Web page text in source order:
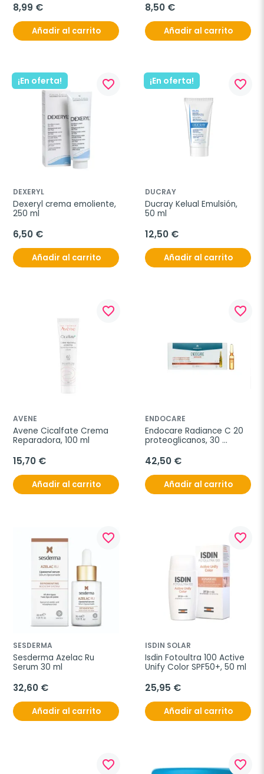
8,99 €
Añadir al carrito
8,50 €
Añadir al carrito
¡En oferta! favorite_border
DEXERYL
Dexeryl crema emoliente,
250 ml
6,50 €
Añadir al carrito
¡En oferta! favorite_border
DUCRAY
Ducray Kelual Emulsión,
50 ml
12,50 €
Añadir al carrito
favorite_border
AVENE
Avene Cicalfate Crema
Reparadora, 100 ml
15,70 €
Añadir al carrito
favorite_border
ENDOCARE
Endocare Radiance C 20
proteoglicanos, 30
42,50 €
Añadir al carrito
favorite_border
SESDERMA
Sesderma Azelac Ru
Serum 30 ml
32,60 €
Añadir al carrito
favorite_border
ISDIN SOLAR
Isdin Fotoultra 100 Active
Unify Color SPF50+, 50 ml
25,95 €
Añadir al carrito
favorite_border favorite_border